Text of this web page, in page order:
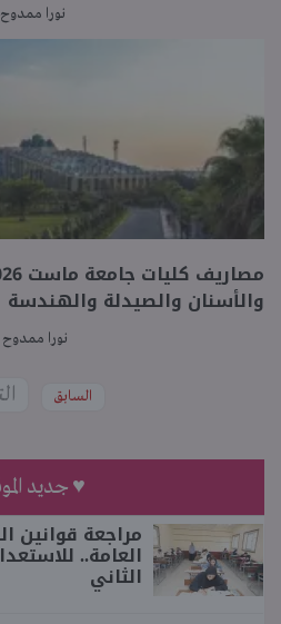
نورا ممدوح
والأسنان والصيدلة والهندسة
نورا ممدوح
السابق
♥ جديد
مراجعة قوانين
العامة..
الثاني